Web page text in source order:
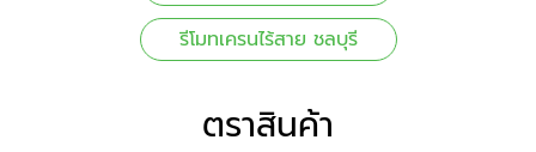
รีโมทเครนไร้สาย ชลบุรี
ตราสินค้า